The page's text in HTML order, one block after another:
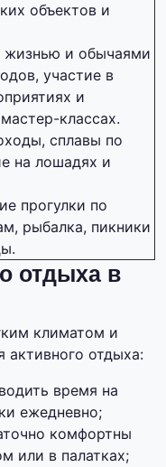
объектов и
жизнью и обычаями
участие в
и
классах.
сплавы по
на лошадях и
прогулки по
рыбалка, пикники
отдыха в
климатом и
активного отдыха:
время на
ежедневно;
комфортны
или в палатках;